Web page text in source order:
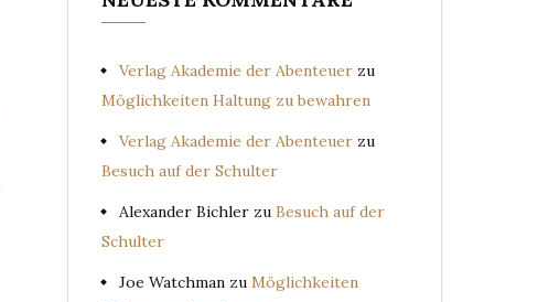
Verlag Akademie der Abenteuer zu
Möglichkeiten Haltung zu bewahren
Verlag Akademie der Abenteuer zu
Besuch auf der Schulter
Alexander Bichler zu Besuch auf der
Schulter
Joe Watchman zu Möglichkeiten